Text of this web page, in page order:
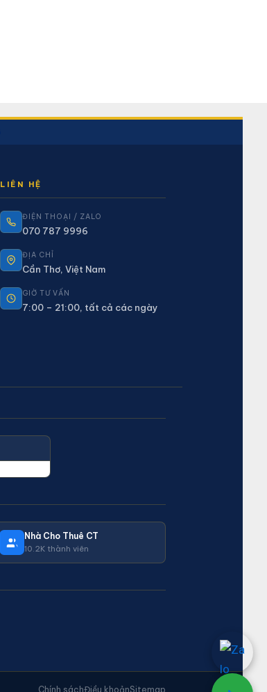
LIÊN HỆ
ĐIỆN THOẠI / ZALO
070 787 9996
ĐỊA CHỈ
Cần Thơ, Việt Nam
GIỜ TƯ VẤN
7:00 – 21:00, tất cả các ngày
Nhà Cho Thuê CT
10.2K thành viên
Chính sáchĐiều khoảnSitemap